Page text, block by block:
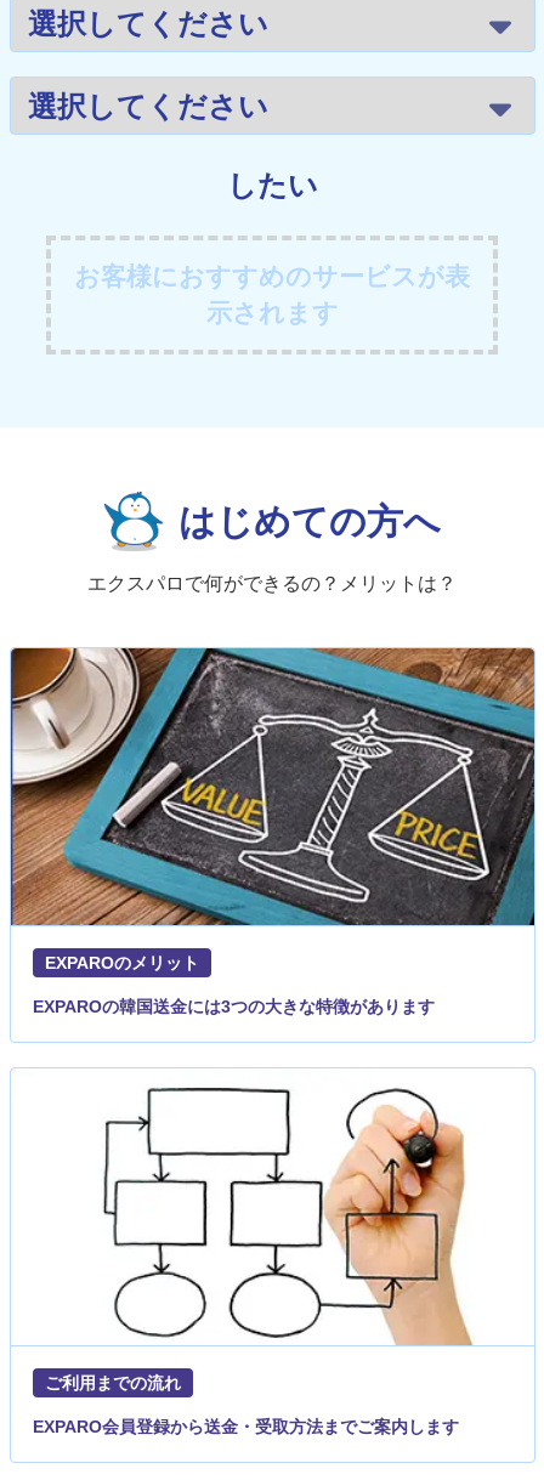
したい
お客様におすすめのサービスが表
示されます
はじめての方へ
エクスパロで何ができるの？メリットは？
EXPAROのメリット
EXPAROの韓国送金には3つの大きな特徴があります
ご利用までの流れ
EXPARO会員登録から送金・受取方法までご案内します